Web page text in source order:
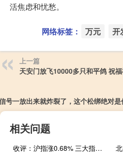
活焦虑和忧愁。
网络标签： 万元 开
上一篇
天安门放飞10000多只和平鸽 祝福
号一放出来就炸裂了，这个松绑绝对
相关问题
收评：沪指涨0.68% 三大指数分化明显